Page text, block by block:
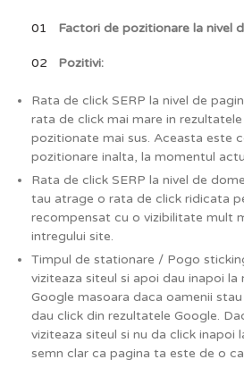
Factori de pozitionare la nivel
Pozitivi:
Rata de click SERP la nivel de
rata de click mai mare in
pozitionate mai sus. Aceasta este
pozitionare inalta, la momentul
Rata de click SERP la nivel de
tau atrage o rata de click ridicata
recompensat cu o vizibilitate mult
intregului site.
Timpul de stationare / Pogo
viziteaza siteul si apoi dau inapoi la
Google masoara daca oamenii
dau click din rezultatele Google.
viziteaza siteul si nu da click inapoi
semn clar ca pagina ta este de o